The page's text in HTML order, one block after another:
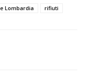
Lombardia rifiuti